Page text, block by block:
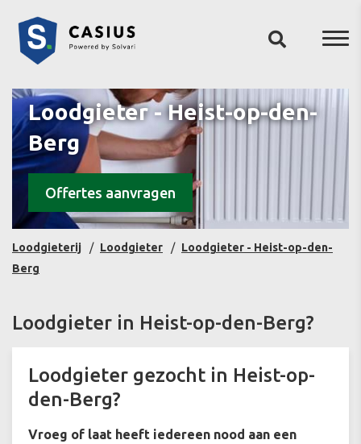
Loodgieter - Heist-op-den-
Berg
Offertes aanvragen
Loodgieterij Loodgieter
Loodgieter - Heist-op-den-
Berg
Loodgieter in Heist-op-den-Berg?
Loodgieter gezocht in Heist-op-
den-Berg?
Vroeg of laat heeft iedereen nood aan een